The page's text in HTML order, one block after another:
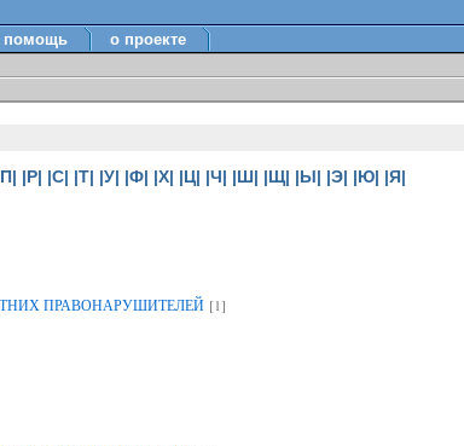
помощь о проекте
|Р| |С| |Т| |У| |Ф| |Х| |Ц| |Ч| |Ш| |Щ| |Ы| |Э| |Ю| |Я|
ПРАВОНАРУШИТЕЛЕЙ [1]